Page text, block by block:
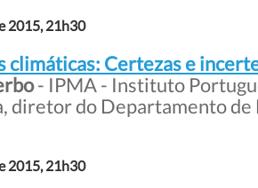
2015, 21h30
climáticas: Certezas e
- IPMA - Instituto
diretor do Departamento
2015, 21h30